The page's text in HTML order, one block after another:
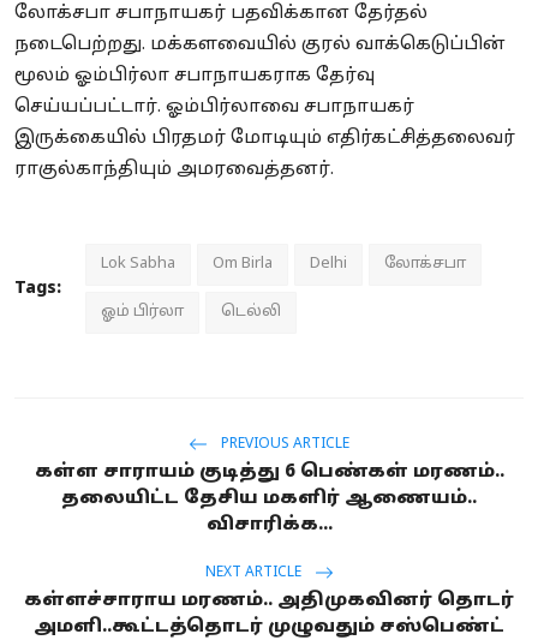
லோக்சபா சபாநாயகர் பதவிக்கான தேர்தல்
நடைபெற்றது. மக்களவையில் குரல் வாக்கெடுப்பின்
மூலம் ஓம்பிர்லா சபாநாயகராக தேர்வு
செய்யப்பட்டார். ஓம்பிர்லாவை சபாநாயகர்
இருக்கையில் பிரதமர் மோடியும் எதிர்கட்சித்தலைவர்
ராகுல்காந்தியும் அமரவைத்தனர்.
Tags:
Lok Sabha Om Birla Delhi லோக்சபா
ஓம் பிர்லா டெல்லி
PREVIOUS ARTICLE
கள்ள சாராயம் குடித்து 6 பெண்கள் மரணம்..
தலையிட்ட தேசிய மகளிர் ஆணையம்..
விசாரிக்க...
NEXT ARTICLE
கள்ளச்சாராய மரணம்.. அதிமுகவினர் தொடர்
அமளி..கூட்டத்தொடர் முழுவதும் சஸ்பெண்ட்